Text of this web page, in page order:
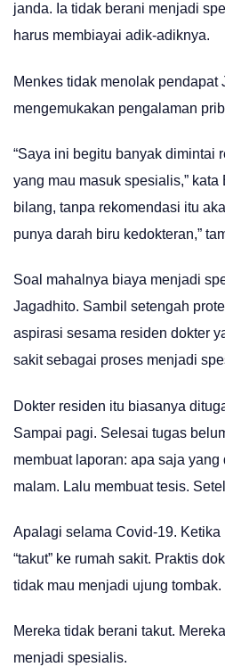
janda. Ia tidak berani menjadi
harus membiayai adik-adiknya.
Menkes tidak menolak pendapat
mengemukakan pengalaman
“Saya ini begitu banyak dimintai
yang mau masuk spesialis,” kata
bilang, tanpa rekomendasi itu
punya darah biru kedokteran,”
Soal mahalnya biaya menjadi
Jagadhito. Sambil setengah
aspirasi sesama residen dokter
sakit sebagai proses menjadi
Dokter residen itu biasanya
Sampai pagi. Selesai tugas
membuat laporan: apa saja
malam. Lalu membuat tesis.
Apalagi selama Covid-19.
“takut” ke rumah sakit. Praktis
tidak mau menjadi ujung tombak.
Mereka tidak berani takut.
menjadi spesialis.